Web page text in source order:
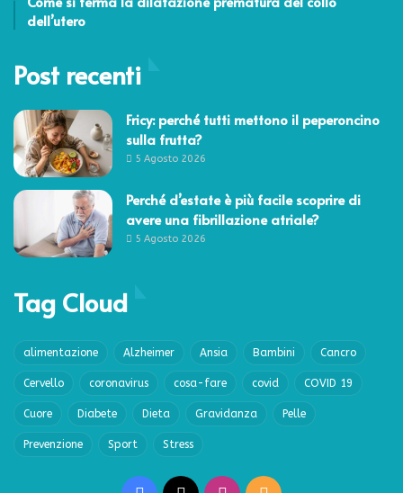
dell’utero
Post recenti
Fricy: perché tutti mettono il peperoncino
sulla frutta?
5 Agosto 2026
Perché d’estate è più facile scoprire di
avere una fibrillazione atriale?
5 Agosto 2026
Tag Cloud
alimentazione Alzheimer Ansia Bambini Cancro
Cervello coronavirus cosa-fare covid COVID 19
Cuore Diabete Dieta Gravidanza Pelle
Prevenzione Sport Stress